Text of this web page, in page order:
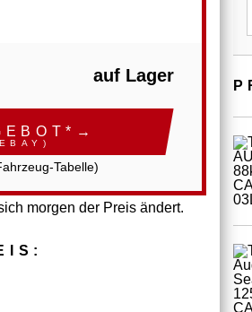
auf Lager
Tabelle)
morgen der Preis ändert.